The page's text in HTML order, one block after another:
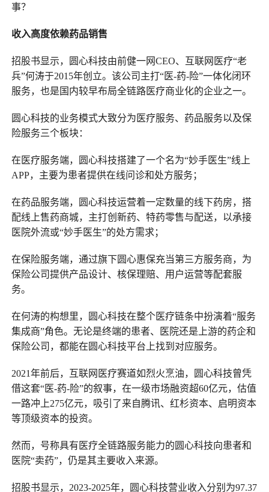
事？
收入高度依赖药品销售
招股书显示，圆心科技由前健一网CEO、互联网医疗“老
兵”何涛于2015年创立。该公司主打“医-药-险”一体化闭环
服务，也是国内较早布局全链路医疗商业化的企业之一。
圆心科技的业务模式大致分为医疗服务、药品服务以及保
险服务三个板块：
在医疗服务端，圆心科技搭建了一个名为“妙手医生”线上
APP，主要为患者提供在线问诊和处方服务；
在药品服务端，圆心科技运营着一定数量的线下药房，搭
配线上售药商城，主打创新药、特药零售与配送，以承接
医院外流或“妙手医生”的处方需求；
在保险服务端，通过旗下圆心惠保充当第三方服务商，为
保险公司提供产品设计、核保理赔、用户运营等配套服
务。
在何涛的构想里，圆心科技在整个医疗链条中扮演着“服务
集成商”角色。无论是终端的患者、医院还是上游的药企和
保险公司，都能在圆心科技平台上找到对应服务。
2021年前后，互联网医疗赛道如烈火烹油，圆心科技曾凭
借这套“医-药-险”的叙事，在一级市场融资超60亿元，估值
一路冲上275亿元，吸引了来自腾讯、红杉资本、启明资本
等顶级资本的投资。
然而，号称具有医疗全链路服务能力的圆心科技向患者和
医院“卖药”，仍是其主要收入来源。
招股书显示，2023-2025年，圆心科技营业收入分别为97.37